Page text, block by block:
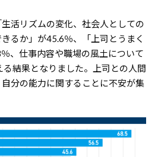
活リズムの変化、社会人としての
るか」が45.6％、「上司とうまく
、仕事内容や職場の風土について
結果となりました。上司との人間
分の能力に関することに不安が集